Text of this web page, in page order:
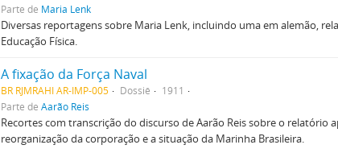
Parte de Maria Lenk
Diversas reportagens sobre Maria Lenk, incluindo uma em alemão,
Educação Física.
A fixação da Força Naval
BR RJMRAHI AR-IMP-005 Dossiê
1911
Parte de Aarão Reis
Recortes com transcrição do discurso de Aarão Reis sobre o
reorganização da corporação e a situação da Marinha Brasileira.